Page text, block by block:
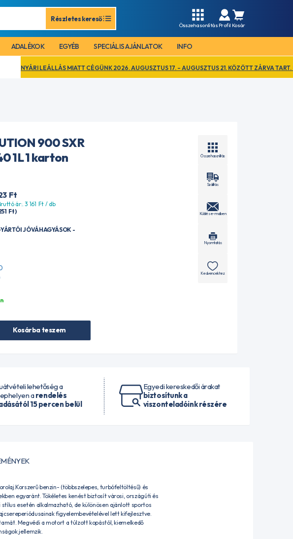
Részletes kereső
Összehasonlítás Profil Kosár
ADALÉKOK EGYÉB SPECIÁLIS AJÁNLATOK INFO
MIATT CÉGÜNK 2026. AUGUSZTUS 17. – AUGUSZTUS 21. KÖZÖTT ZÁRVA TART. EZ IDŐ
900 SXR
1L 1 karton
Ft
ár:. 3 161 Ft/ db
Ft)
JÓVÁHAGYÁSOK -
Kosárba teszem
Összehasonlítás
Szállítás
Küldés e-mailben
Nyomtatás
Kedvencekhez
lehetőség a
arendelés
15 percen belül
Egyedi kereskedői árakat
biztosítunk a
viszonteladóink részére
benzin- (többszelepes, turbófeltöltésű) és
egyaránt. Tökéletes kenést biztosít városi, országúti és
esetén alkalmazható, de különösen ajánlott sportos
figyelembevételével lett kifejlesztve.
Megvédi a motort a túlzott kopástól, kiemelkedő
jellemzik.